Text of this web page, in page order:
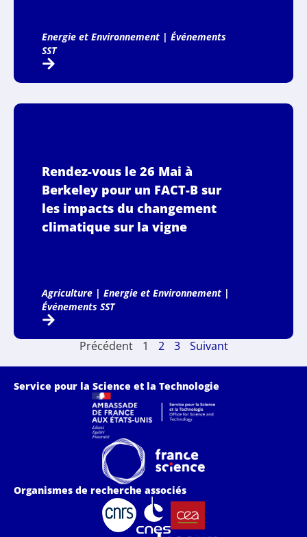
Energie et Environnement| Événements
SST
Rendez-vous le 26 Mai à
Berkeley pour un FACT-B sur
les impacts du changement
climatique sur la vigne
Agriculture| Energie et Environnement|
Événements SST
Précédent 1 2 3 Suivant
Service pour la Science et la Technologie
Organismes de recherche associés